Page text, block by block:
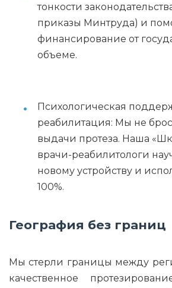
тонкости
приказы Минтруда) и
финансирование от
объеме.
Психологическая
реабилитация: Мы не
выдачи протеза. Наша
врачи-реабилитологи
новому устройству и
100%.
География без границ
Мы стерли границы между
качественное